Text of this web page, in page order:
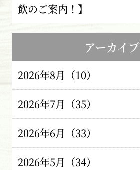
飲のご案内！】
アーカイブ
2026年8月（10）
2026年7月（35）
2026年6月（33）
2026年5月（34）